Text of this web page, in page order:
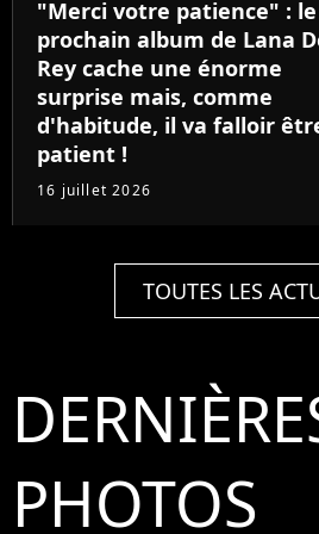
"Merci votre patience" : le
prochain album de Lana
Rey cache une énorme
surprise mais, comme
d'habitude, il va falloir
patient !
16 juillet 2026
TOUTES LES
PHOTOS